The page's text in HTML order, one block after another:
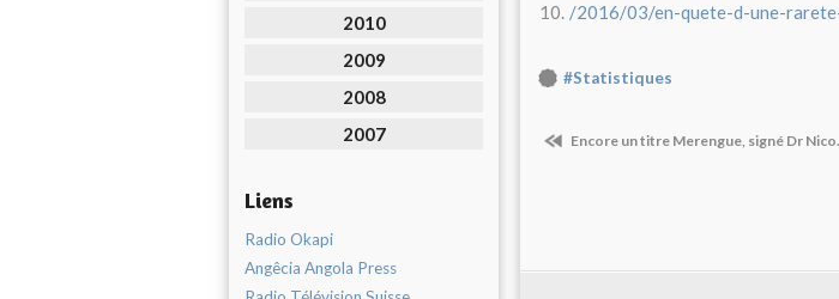
2010
2009
2008
2007
Liens
Radio Okapi
Angêcia Angola Press
10. /2016/03/en-quete-d-une-
#Statistiques
Encore un titre Merengue, signé Dr Nico.